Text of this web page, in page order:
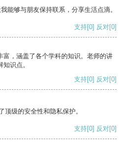
能够与朋友保持联系，分享生活点滴。
支持[0] 反对[0]
富，涵盖了各个学科的知识。老师的讲
识点。
支持[0] 反对[0]
级的安全性和隐私保护。
支持[0] 反对[0]